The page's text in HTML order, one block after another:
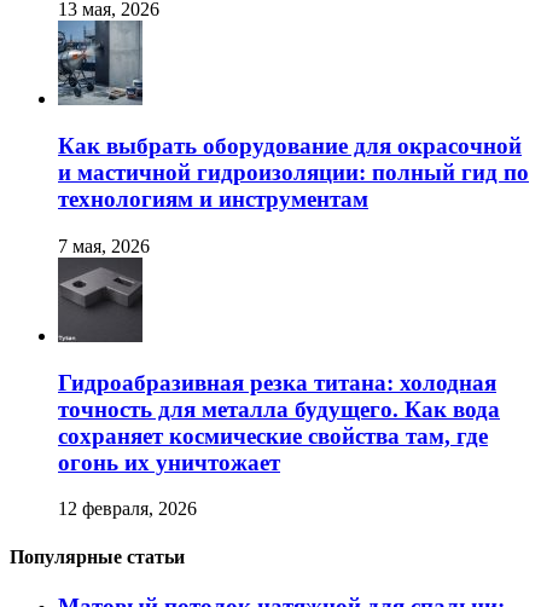
13 мая, 2026
Как выбрать оборудование для окрасочной
и мастичной гидроизоляции: полный гид по
технологиям и инструментам
7 мая, 2026
Гидроабразивная резка титана: холодная
точность для металла будущего. Как вода
сохраняет космические свойства там, где
огонь их уничтожает
12 февраля, 2026
Популярные статьи